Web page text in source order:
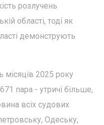
розлучень
області, тоді як
демонструють
місяців 2025 року
пара - утричі більше,
всіх судових
Одеську,